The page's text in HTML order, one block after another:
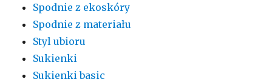
Spodnie z ekoskóry
Spodnie z materiału
Styl ubioru
Sukienki
Sukienki basic